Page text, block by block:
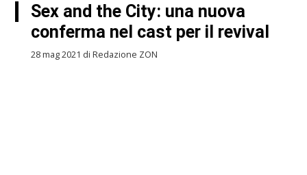
Sex and the City: una nuova
conferma nel cast per il revival
28 mag 2021 di Redazione ZON